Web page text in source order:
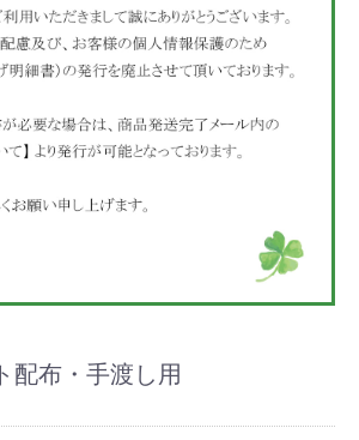
配布・手渡し用